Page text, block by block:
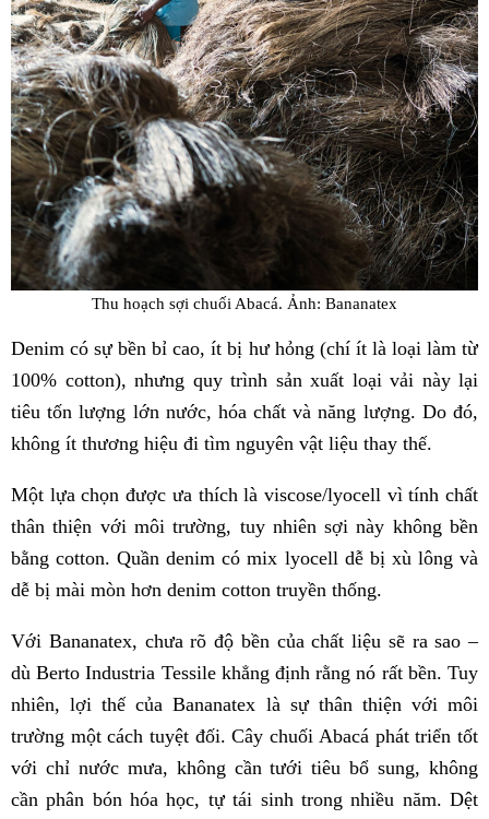
Thu hoạch sợi chuối Abacá. Ảnh: Bananatex
Denim có sự bền bỉ cao, ít bị hư hỏng (chí ít là loại làm từ
100% cotton), nhưng quy trình sản xuất loại vải này lại
tiêu tốn lượng lớn nước, hóa chất và năng lượng. Do đó,
không ít thương hiệu đi tìm nguyên vật liệu thay thế.
Một lựa chọn được ưa thích là viscose/lyocell vì tính chất
thân thiện với môi trường, tuy nhiên sợi này không bền
bằng cotton. Quần denim có mix lyocell dễ bị xù lông và
dễ bị mài mòn hơn denim cotton truyền thống.
Với Bananatex, chưa rõ độ bền của chất liệu sẽ ra sao –
dù Berto Industria Tessile khẳng định rằng nó rất bền. Tuy
nhiên, lợi thế của Bananatex là sự thân thiện với môi
trường một cách tuyệt đối. Cây chuối Abacá phát triển tốt
với chỉ nước mưa, không cần tưới tiêu bổ sung, không
cần phân bón hóa học, tự tái sinh trong nhiều năm. Dệt